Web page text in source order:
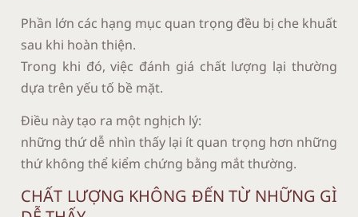
Phần lớn các hạng mục quan trọng đều bị che khuất
sau khi hoàn thiện.
Trong khi đó, việc đánh giá chất lượng lại thường
dựa trên yếu tố bề mặt.
Điều này tạo ra một nghịch lý:
những thứ dễ nhìn thấy lại ít quan trọng hơn những
thứ không thể kiểm chứng bằng mắt thường.
CHẤT LƯỢNG KHÔNG ĐẾN TỪ NHỮNG GÌ